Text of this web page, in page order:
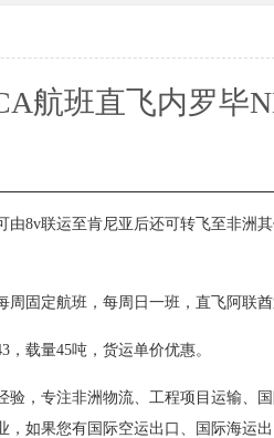
航班直飞内罗毕
由8v联运至肯尼亚后还可转飞至非洲
周固定航班，每周日一班，直飞阿联
，载量45吨，货运单价优惠。
验，专注非洲物流、工程项目运输、
如果您有国际空运出口、国际海运